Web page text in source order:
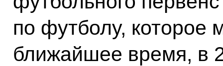
по футболу,
ближайшее время, в